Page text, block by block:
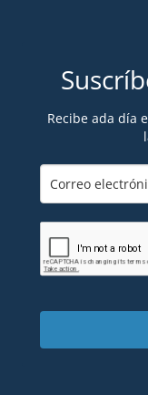
Recibe ada día